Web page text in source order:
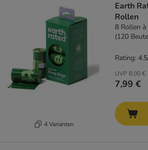
4 Varianten
Earth
Rollen
8 Rollen
(120
UVP 8,00 €
7,99 €
Rating: